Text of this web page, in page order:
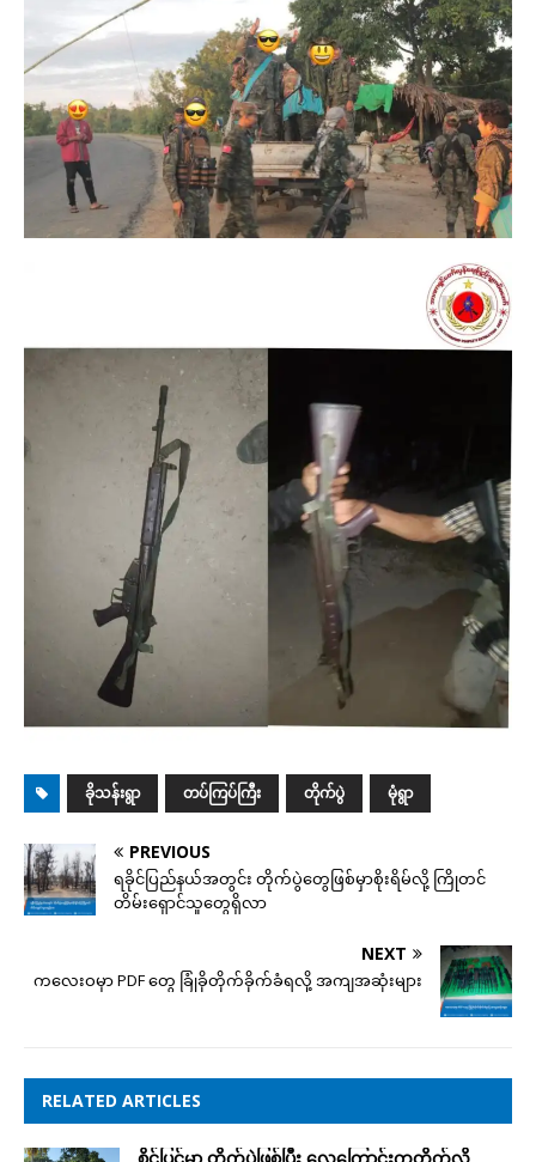
ခိုသန်းရွာ တပ်ကြပ်ကြီး တိုက်ပွဲ မုံရွာ
PREVIOUS
ရခိုင်ပြည်နယ်အတွင်း တိုက်ပွဲတွေဖြစ်မှာစိုးရိမ်လို့ ကြိုတင်
တိမ်းရှောင်သူတွေရှိလာ
NEXT
ကလေးဝမှာ PDF တွေ ခြုံခိုတိုက်ခိုက်ခံရလို့ အကျအဆုံးများ
RELATED ARTICLES
စိုင်ပြင်မှာ တိုက်ပွဲဖြစ်ပြီး လေကြောင်းကတိုက်လို့